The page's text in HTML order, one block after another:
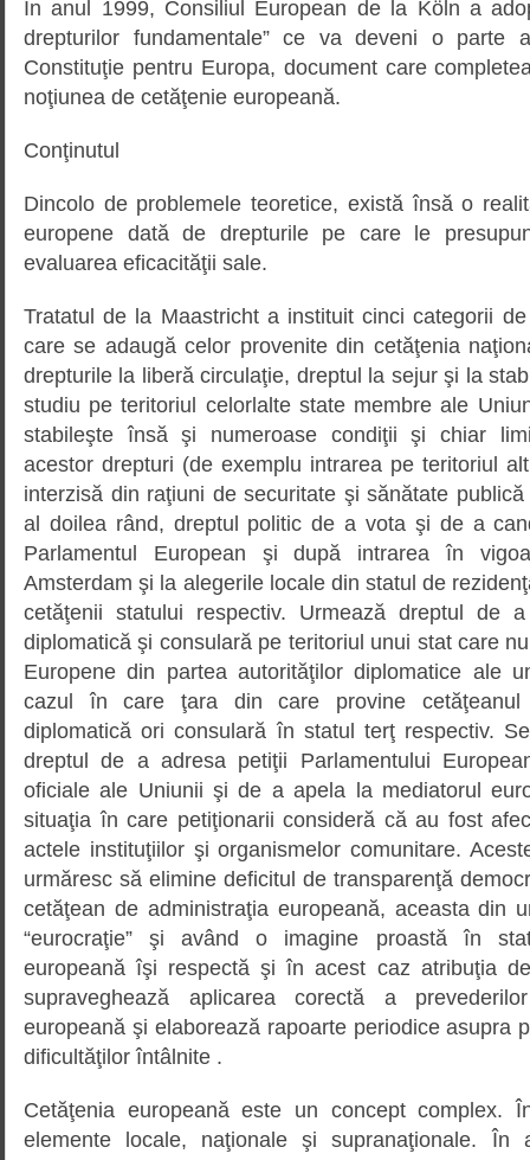
În anul 1999, Consiliul European de la Köln a
drepturilor fundamentale” ce va deveni o parte
Constituţie pentru Europa, document care
noţiunea de cetăţenie europeană.
Conţinutul
Dincolo de problemele teoretice, există însă o
europene dată de drepturile pe care le
evaluarea eficacităţii sale.
Tratatul de la Maastricht a instituit cinci categorii
care se adaugă celor provenite din cetăţenia
drepturile la liberă circulaţie, dreptul la sejur şi la
studiu pe teritoriul celorlalte state membre ale
stabileşte însă şi numeroase condiţii şi chiar
acestor drepturi (de exemplu intrarea pe teritoriul
interzisă din raţiuni de securitate şi sănătate
al doilea rând, dreptul politic de a vota şi de a
Parlamentul European şi după intrarea în
Amsterdam şi la alegerile locale din statul de
cetăţenii statului respectiv. Urmează dreptul de
diplomatică şi consulară pe teritoriul unui stat care
Europene din partea autorităţilor diplomatice ale
cazul în care ţara din care provine cetăţeanul
diplomatică ori consulară în statul terţ respectiv.
dreptul de a adresa petiţii Parlamentului
oficiale ale Uniunii şi de a apela la mediatorul
situaţia în care petiţionarii consideră că au fost
actele instituţiilor şi organismelor comunitare.
urmăresc să elimine deficitul de transparenţă
cetăţean de administraţia europeană, aceasta din
“eurocraţie” şi având o imagine proastă în
europeană îşi respectă şi în acest caz atribuţia
supraveghează aplicarea corectă a
europeană şi elaborează rapoarte periodice asupra
dificultăţilor întâlnite .
Cetăţenia europeană este un concept complex.
elemente locale, naţionale şi supranaţionale.